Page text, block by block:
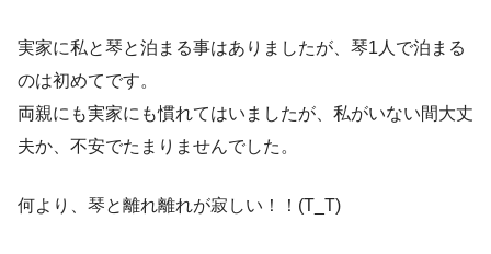
実家に私と琴と泊まる事はありましたが、琴1人で泊まる
のは初めてです。
両親にも実家にも慣れてはいましたが、私がいない間大丈
夫か、不安でたまりませんでした。
何より、琴と離れ離れが寂しい！！(T_T)